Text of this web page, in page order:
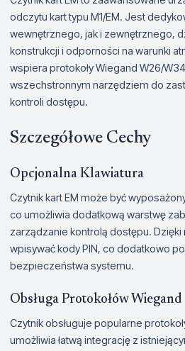
odczytu kart typu M1/EM. Jest
wewnętrznego, jak i zewnętrznego,
konstrukcji i odporności na warunki
wspiera protokoły Wiegand W26/
wszechstronnym narzędziem do
kontroli dostępu.
Szczegółowe Cechy
Opcjonalna Klawiatura
Czytnik kart EM może być
co umożliwia dodatkową warstwę
zarządzanie kontrolą dostępu. Dzięki
wpisywać kody PIN, co dodatkowo
bezpieczeństwa systemu.
Obsługa Protokołów Wiegand
Czytnik obsługuje popularne
umożliwia łatwą integrację z